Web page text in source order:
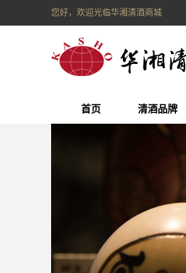
您好，欢迎光临华湘清酒商城
首页 清酒品牌